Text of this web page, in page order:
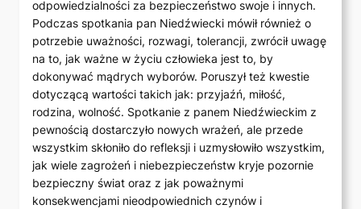
odpowiedzialności za bezpieczeństwo swoje i innych.
Podczas spotkania pan Niedźwiecki mówił również o
potrzebie uważności, rozwagi, tolerancji, zwrócił uwagę
na to, jak ważne w życiu człowieka jest to, by
dokonywać mądrych wyborów. Poruszył też kwestie
dotyczącą wartości takich jak: przyjaźń, miłość,
rodzina, wolność. Spotkanie z panem Niedźwieckim z
pewnością dostarczyło nowych wrażeń, ale przede
wszystkim skłoniło do refleksji i uzmysłowiło wszystkim,
jak wiele zagrożeń i niebezpieczeństw kryje pozornie
bezpieczny świat oraz z jak poważnymi
konsekwencjami nieodpowiednich czynów i